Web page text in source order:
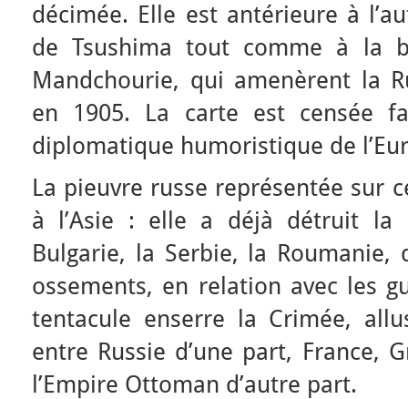
décimée. Elle est antérieure à
de Tsushima tout comme à la
Mandchourie, qui amenèrent la
en 1905. La carte est censée
diplomatique humoristique de
La pieuvre russe représentée sur
à l’Asie : elle a déjà détruit la
Bulgarie, la Serbie, la
ossements, en relation avec les
tentacule enserre la Crimée,
entre Russie d’une part, France,
l’Empire Ottoman d’autre part.